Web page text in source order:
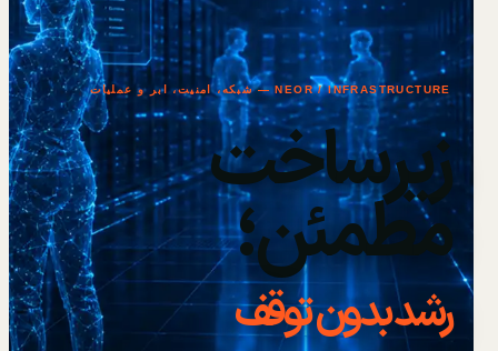
NEOR / INFRASTRUCTURE — شبکه، امنیت، ابر و عملیات
زیرساخت
مطمئن؛
رشد بدون توقف